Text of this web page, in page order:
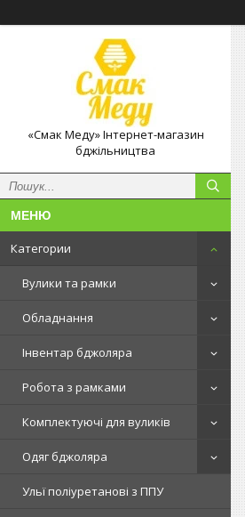
«Смак Меду» Інтернет-магазин
бджільництва
Категории
Вулики та рамки
Обладнання
Інвентар бджоляра
Робота з рамками
Комплектуючі для вуликів
Одяг бджоляра
Ульї поліуретанові з ППУ